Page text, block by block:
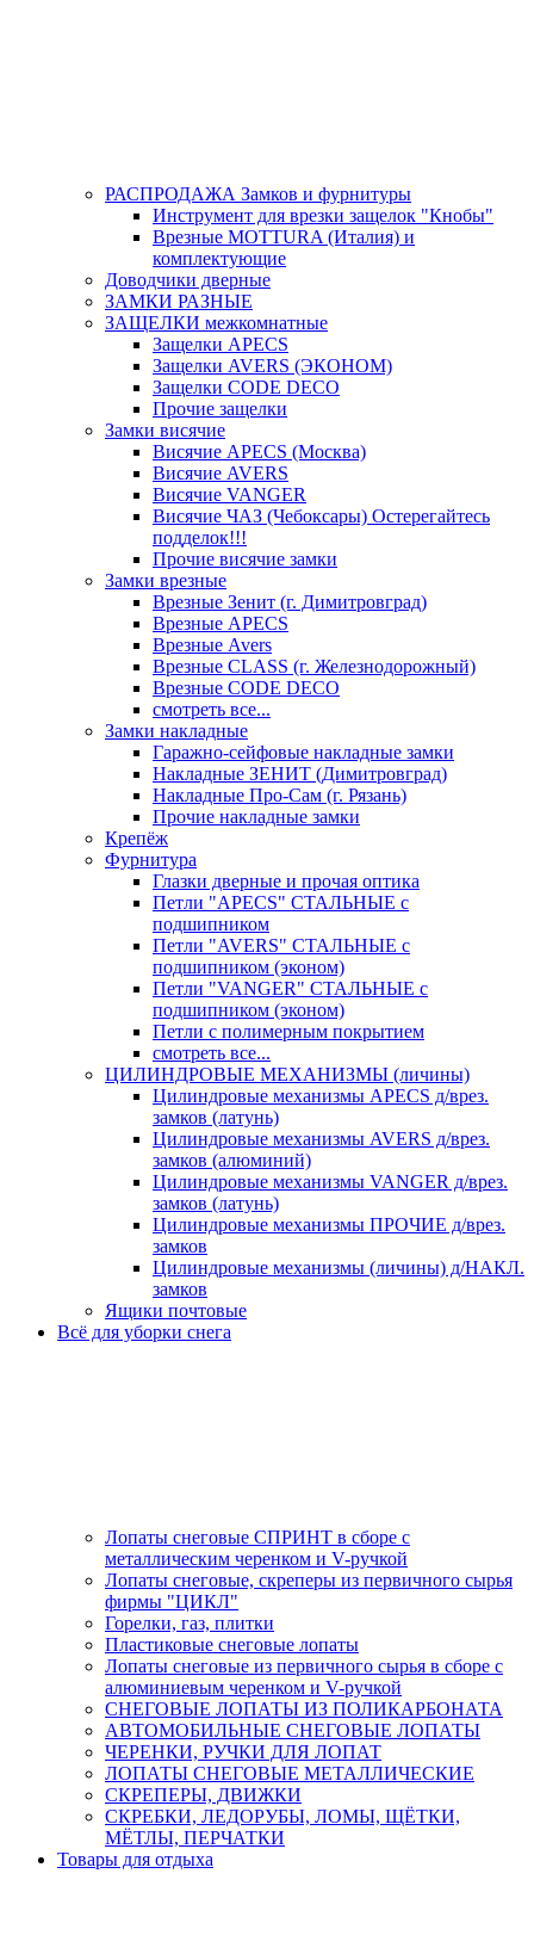
РАСПРОДАЖА Замков и фурнитуры
Инструмент для врезки защелок "Кнобы"
Врезные MOTTURA (Италия) и
комплектующие
Доводчики дверные
ЗАМКИ РАЗНЫЕ
ЗАЩЕЛКИ межкомнатные
Защелки APECS
Защелки AVERS (ЭКОНОМ)
Защелки CODE DECO
Прочие защелки
Замки висячие
Висячие APECS (Москва)
Висячие AVERS
Висячие VANGER
Висячие ЧАЗ (Чебоксары) Остерегайтесь
подделок!!!
Прочие висячие замки
Замки врезные
Врезные Зенит (г. Димитровград)
Врезные APECS
Врезные Avers
Врезные CLASS (г. Железнодорожный)
Врезные CODE DECO
смотреть все...
Замки накладные
Гаражно-сейфовые накладные замки
Накладные ЗЕНИТ (Димитровград)
Накладные Про-Сам (г. Рязань)
Прочие накладные замки
Крепёж
Фурнитура
Глазки дверные и прочая оптика
Петли "APECS" СТАЛЬНЫЕ с
подшипником
Петли "AVERS" СТАЛЬНЫЕ с
подшипником (эконом)
Петли "VANGER" СТАЛЬНЫЕ с
подшипником (эконом)
Петли с полимерным покрытием
смотреть все...
ЦИЛИНДРОВЫЕ МЕХАНИЗМЫ (личины)
Цилиндровые механизмы APECS д/врез.
замков (латунь)
Цилиндровые механизмы AVERS д/врез.
замков (алюминий)
Цилиндровые механизмы VANGER д/врез.
замков (латунь)
Цилиндровые механизмы ПРОЧИЕ д/врез.
замков
Цилиндровые механизмы (личины) д/НАКЛ.
замков
Ящики почтовые
Всё для уборки снега
Лопаты снеговые СПРИНТ в сборе с
металлическим черенком и V-ручкой
Лопаты снеговые, скреперы из первичного сырья
фирмы "ЦИКЛ"
Горелки, газ, плитки
Пластиковые снеговые лопаты
Лопаты снеговые из первичного сырья в сборе с
алюминиевым черенком и V-ручкой
СНЕГОВЫЕ ЛОПАТЫ ИЗ ПОЛИКАРБОНАТА
АВТОМОБИЛЬНЫЕ СНЕГОВЫЕ ЛОПАТЫ
ЧЕРЕНКИ, РУЧКИ ДЛЯ ЛОПАТ
ЛОПАТЫ СНЕГОВЫЕ МЕТАЛЛИЧЕСКИЕ
СКРЕПЕРЫ, ДВИЖКИ
СКРЕБКИ, ЛЕДОРУБЫ, ЛОМЫ, ЩЁТКИ,
МЁТЛЫ, ПЕРЧАТКИ
Товары для отдыха